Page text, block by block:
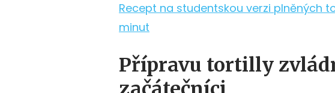
Recept na studentskou verzi plněných
minut
Přípravu tortilly